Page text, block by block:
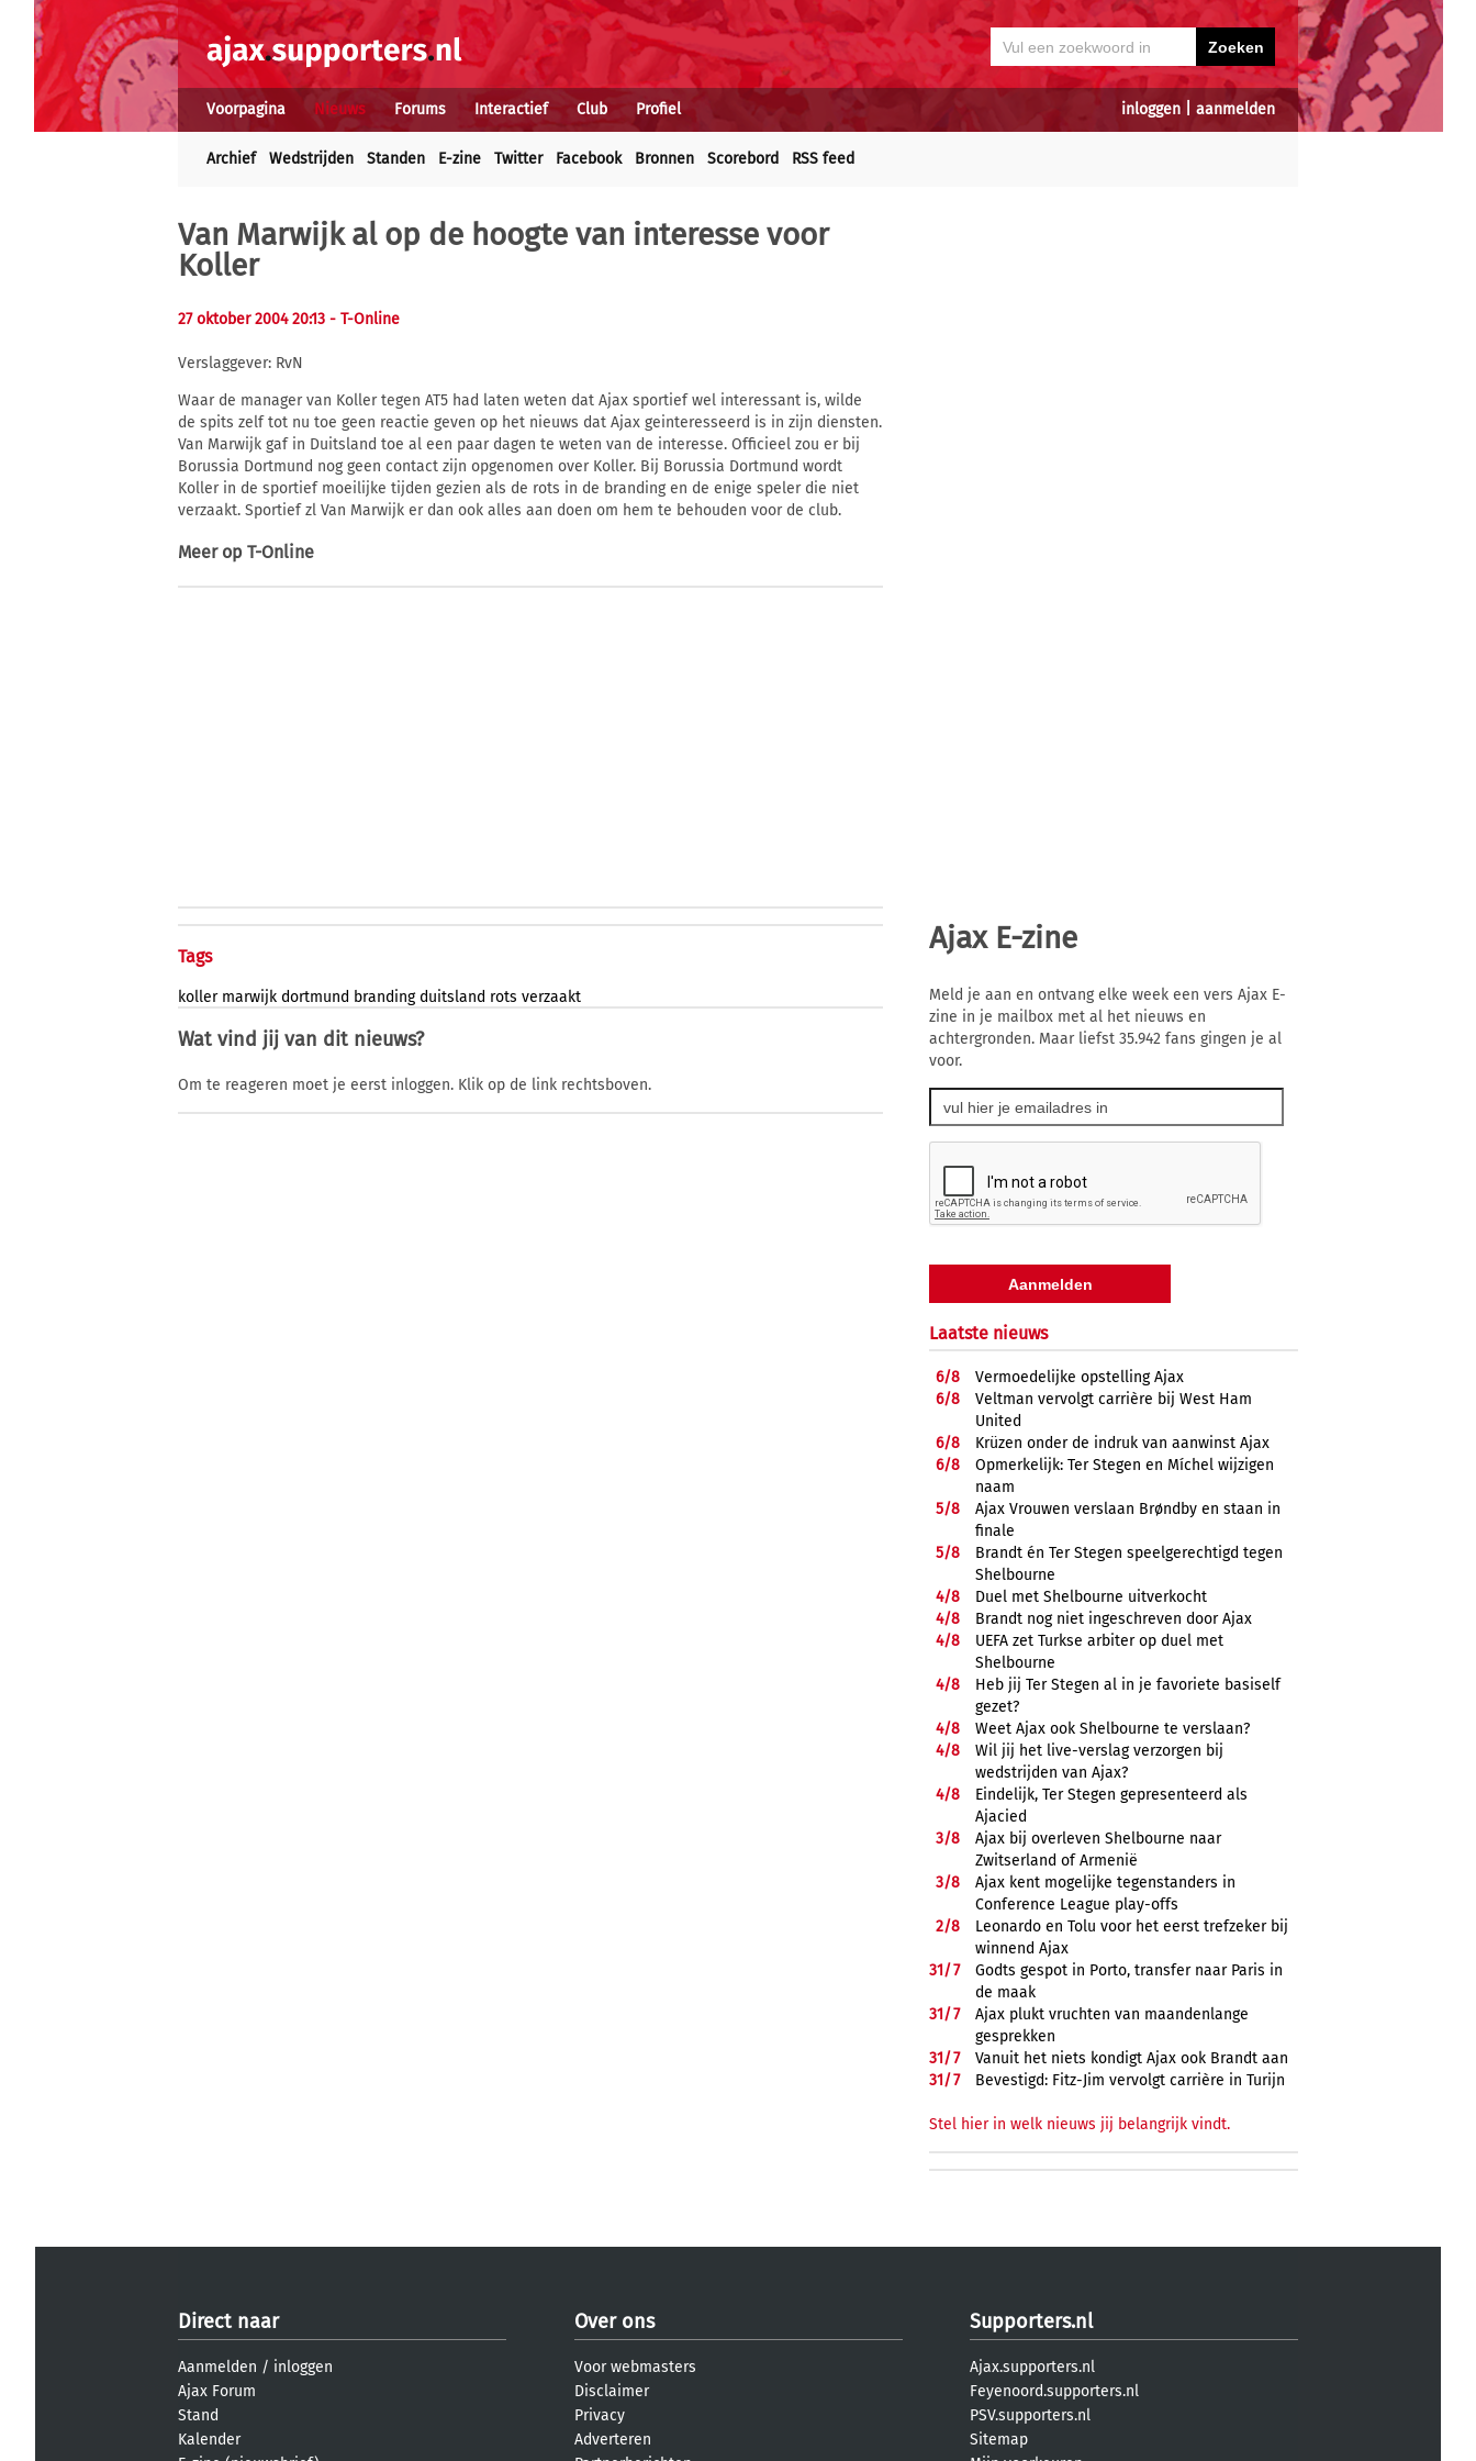
inloggen aanmelden
Voorpagina Nieuws Forums Interactief Club Profiel
Archief Wedstrijden Standen E-zine Twitter Facebook Bronnen Scorebord RSS feed
Van Marwijk al op de hoogte van interesse voor
Koller
27 oktober 2004 20:13 - T-Online
Verslaggever: RvN
Waar de manager van Koller tegen AT5 had laten weten dat Ajax sportief wel interessant is, wilde
de spits zelf tot nu toe geen reactie geven op het nieuws dat Ajax geinteresseerd is in zijn diensten.
Van Marwijk gaf in Duitsland toe al een paar dagen te weten van de interesse. Officieel zou er bij
Borussia Dortmund nog geen contact zijn opgenomen over Koller. Bij Borussia Dortmund wordt
Koller in de sportief moeilijke tijden gezien als de rots in de branding en de enige speler die niet
verzaakt. Sportief zl Van Marwijk er dan ook alles aan doen om hem te behouden voor de club.
Meer op T-Online
Tags
koller marwijk dortmund branding duitsland rots verzaakt
Wat vind jij van dit nieuws?
Om te reageren moet je eerst inloggen. Klik op de link rechtsboven.
Ajax E-zine
Meld je aan en ontvang elke week een vers Ajax E-
zine in je mailbox met al het nieuws en
achtergronden. Maar liefst 35.942 fans gingen je al
voor.
Laatste nieuws
6/8
Vermoedelijke opstelling Ajax
6/8
Veltman vervolgt carrière bij West Ham
United
6/8
Krüzen onder de indruk van aanwinst Ajax
6/8
Opmerkelijk: Ter Stegen en Míchel wijzigen
naam
5/8
Ajax Vrouwen verslaan Brøndby en staan in
finale
5/8
Brandt én Ter Stegen speelgerechtigd tegen
Shelbourne
4/8
Duel met Shelbourne uitverkocht
4/8
Brandt nog niet ingeschreven door Ajax
4/8
UEFA zet Turkse arbiter op duel met
Shelbourne
4/8
Heb jij Ter Stegen al in je favoriete basiself
gezet?
4/8
Weet Ajax ook Shelbourne te verslaan?
4/8
Wil jij het live-verslag verzorgen bij
wedstrijden van Ajax?
4/8
Eindelijk, Ter Stegen gepresenteerd als
Ajacied
3/8
Ajax bij overleven Shelbourne naar
Zwitserland of Armenië
3/8
Ajax kent mogelijke tegenstanders in
Conference League play-offs
2/8
Leonardo en Tolu voor het eerst trefzeker bij
winnend Ajax
31/7
Godts gespot in Porto, transfer naar Paris in
de maak
31/7
Ajax plukt vruchten van maandenlange
gesprekken
31/7
Vanuit het niets kondigt Ajax ook Brandt aan
31/7 Bevestigd: Fitz-Jim vervolgt carrière in Turijn
Stel hier in welk nieuws jij belangrijk vindt.
Direct naar
Aanmelden / inloggen
Ajax Forum
Stand
Kalender
Over ons
Voor webmasters
Disclaimer
Privacy
Adverteren
Supporters.nl
Ajax.supporters.nl
Feyenoord.supporters.nl
PSV.supporters.nl
Sitemap